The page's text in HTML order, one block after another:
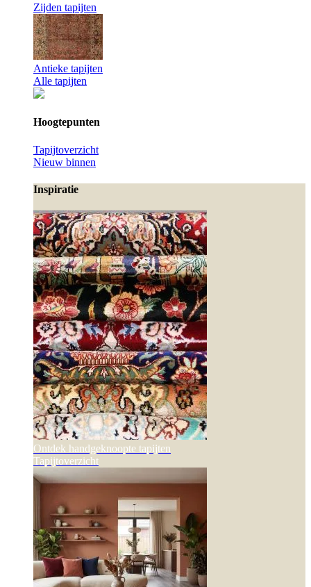
Zijden tapijten
Antieke tapijten
Alle tapijten
Hoogtepunten
Tapijtoverzicht
Nieuw binnen
Inspiratie
Ontdek handgeknoopte tapijten
Tapijtoverzicht